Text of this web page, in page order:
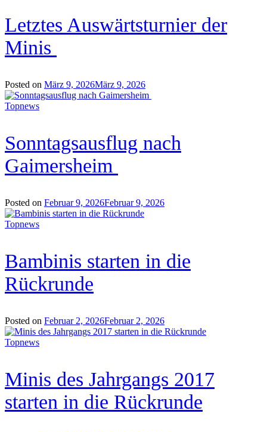
Letztes Auswärtsturnier der
Minis
Posted on März 9, 2026März 9, 2026
Topnews
Sonntagsausflug nach
Gaimersheim
Posted on Februar 9, 2026Februar 9, 2026
Topnews
Bambinis starten in die
Rückrunde
Posted on Februar 2, 2026Februar 2, 2026
Topnews
Minis des Jahrgangs 2017
starten in die Rückrunde